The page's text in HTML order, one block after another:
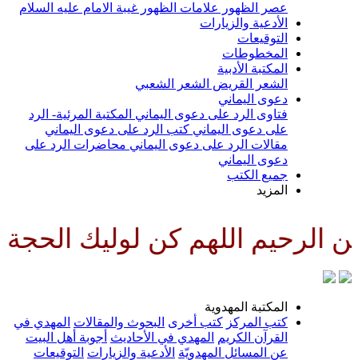
علامات الظهورغيبة الامام عليه السلام
والزيارات
الأدبية
الشعر الشعبي
اليماني
الرد على دعوى اليماني المكتبة المرئية- الرد
دعوى اليماني كتب الرد على دعوى اليماني
الرد على دعوى اليماني محاضرات الرد على
كن لوليك الحجة بن
المهدوية
كتب أخرى البحوث والمقالات المهدي في
المهدي في الأحاديث أجوبة أهل البيت
المسائل المهدويّة الأدعية والزيارات التوقيعات